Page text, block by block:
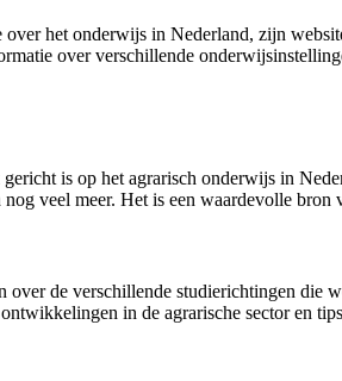
het onderwijs in Nederland, zijn
over verschillende
is op het agrarisch onderwijs in
veel meer. Het is een waardevolle
de verschillende studierichtingen die
in de agrarische sector en